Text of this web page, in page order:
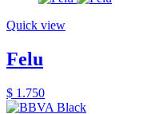
Quick view
Felu
$ 1.750